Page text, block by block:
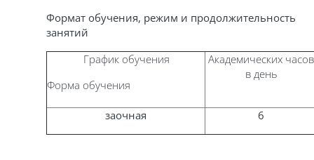
Формат обучения, режим и продолжительность
занятий
График обучения
Форма обучения
Академических часов
в день
заочная 6